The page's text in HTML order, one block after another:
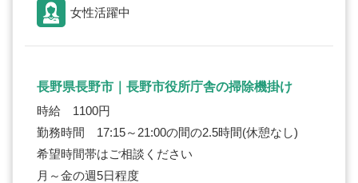
女性活躍中
長野県長野市｜長野市役所庁舎の掃除機掛け
時給 1100円
勤務時間 17:15～21:00の間の2.5時間(休憩なし)
希望時間帯はご相談ください
月～金の週5日程度